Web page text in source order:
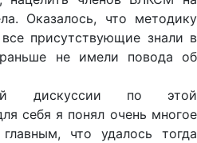
Оказалось, что методику
присутствующие знали в
не имели повода об
дискуссии по этой
себя я понял очень многое
что удалось тогда